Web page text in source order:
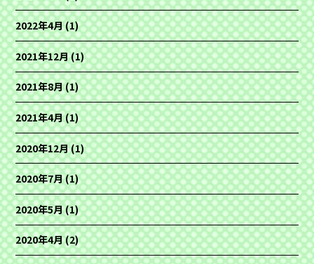
2022年4月(1)
2021年12月(1)
2021年8月(1)
2021年4月(1)
2020年12月(1)
2020年7月(1)
2020年5月(1)
2020年4月(2)